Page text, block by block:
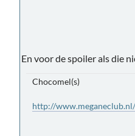
En voor de spoiler als die
Chocomel(s)
http://